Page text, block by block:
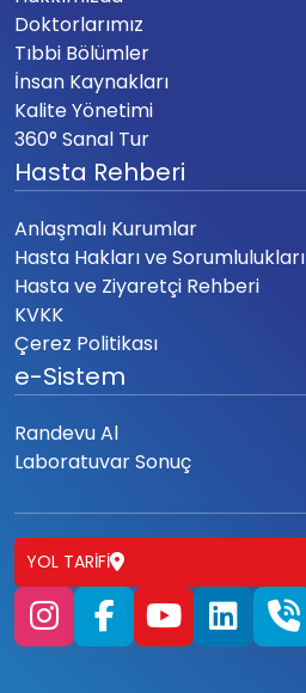
Doktorlarımız
Tıbbi Bölümler
İnsan Kaynakları
Kalite Yönetimi
360° Sanal Tur
Hasta Rehberi
Anlaşmalı Kurumlar
Hasta Hakları ve Sorumlulukları
Hasta ve Ziyaretçi Rehberi
KVKK
Çerez Politikası
e-Sistem
Randevu Al
Laboratuvar Sonuç
YOL TARIFI